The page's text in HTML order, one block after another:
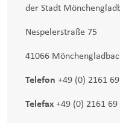
der Stadt
Nespelerstraße 75
41066
Telefon +49 (0) 2161
Telefax +49 (0) 2161 69